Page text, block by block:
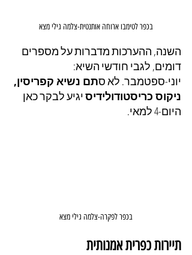
בכפר לטימבו ארוחה אותנטית-צלמה גילי מצא
השנה, ההערכות מדברות על מספרים
דומים, לגבי חודשי השיא:
יוני-ספטמבר. לא סתם נשיא קפריסין,
ניקוס כריסטודולידיס יגיע לבקר כאן
היום-4 למאי.
בכפר לפקרה-צלמה גילי מצא
תיירות כפרית אמנותית